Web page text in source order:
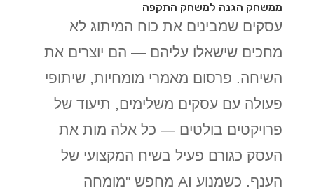
ממשחק הגנה למשחק התקפה
עסקים שמבינים את כוח המיתוג לא
מחכים שישאלו עליהם — הם יוצרים את
השיחה. פרסום מאמרי מומחיות, שיתופי
פעולה עם עסקים משלימים, תיעוד של
פרויקטים בולטים — כל אלה מות את
העסק כגורם פעיל בשיח המקצועי של
הענף. כשמנוע AI מחפש "מומחה